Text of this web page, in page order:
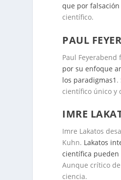
que por
científico.
PAUL
Paul
por su enfoque
los paradigmas1 .
científico único y
IMRE
Imre Lakatos
Kuhn. Lakatos
científica pueden
Aunque crítico
ciencia.